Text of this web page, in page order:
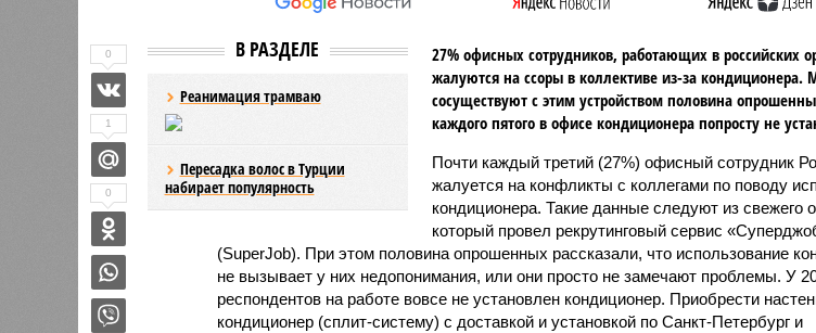
В РАЗДЕЛЕ
Реанимация трамваю
Пересадка волос в Турции
набирает популярность
27% офисных сотрудников, работающих в российских
жалуются на ссоры в коллективе из-за кондиционера.
сосуществуют с этим устройством половина
каждого пятого в офисе кондиционера попросту не
Почти каждый третий (27%) офисный сотрудник
жалуется на конфликты с коллегами по поводу
кондиционера. Такие данные следуют из свежего
который провел рекрутинговый сервис
(SuperJob). При этом половина опрошенных рассказали, что использование
не вызывает у них недопонимания, или они просто не замечают проблемы. У
респондентов на работе вовсе не установлен кондиционер. Приобрести
кондиционер (сплит-систему) с доставкой и установкой по Санкт-Петербург и
0
1
0